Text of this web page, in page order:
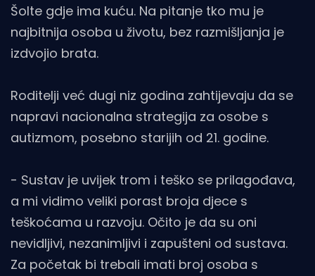
Šolte gdje ima kuću. Na pitanje tko mu je
najbitnija osoba u životu, bez razmišljanja je
izdvojio brata.
Roditelji već dugi niz godina zahtijevaju da se
napravi nacionalna strategija za osobe s
autizmom, posebno starijih od 21. godine.
- Sustav je uvijek trom i teško se prilagođava,
a mi vidimo veliki porast broja djece s
teškoćama u razvoju. Očito je da su oni
nevidljivi, nezanimljivi i zapušteni od sustava.
Za početak bi trebali imati broj osoba s